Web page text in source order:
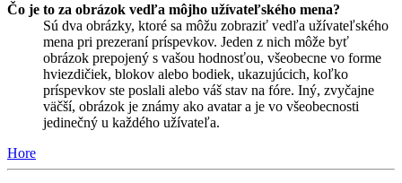
Čo je to za obrázok vedľa môjho užívateľského mena?
Sú dva obrázky, ktoré sa môžu zobraziť vedľa užívateľského
mena pri prezeraní príspevkov. Jeden z nich môže byť
obrázok prepojený s vašou hodnosťou, všeobecne vo forme
hviezdičiek, blokov alebo bodiek, ukazujúcich, koľko
príspevkov ste poslali alebo váš stav na fóre. Iný, zvyčajne
väčší, obrázok je známy ako avatar a je vo všeobecnosti
jedinečný u každého užívateľa.
Hore